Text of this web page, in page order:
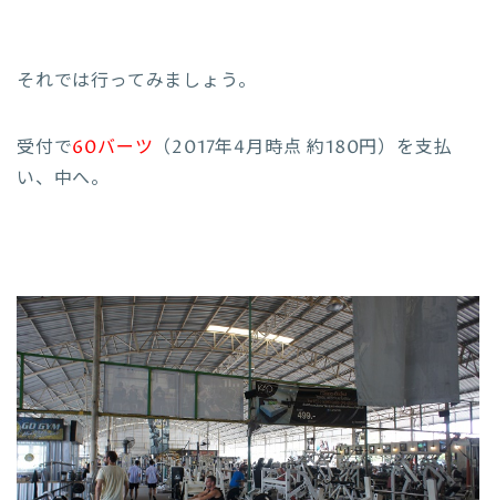
それでは行ってみましょう。
受付で60バーツ （2017年4月時点 約180円）を支払
い、中へ。